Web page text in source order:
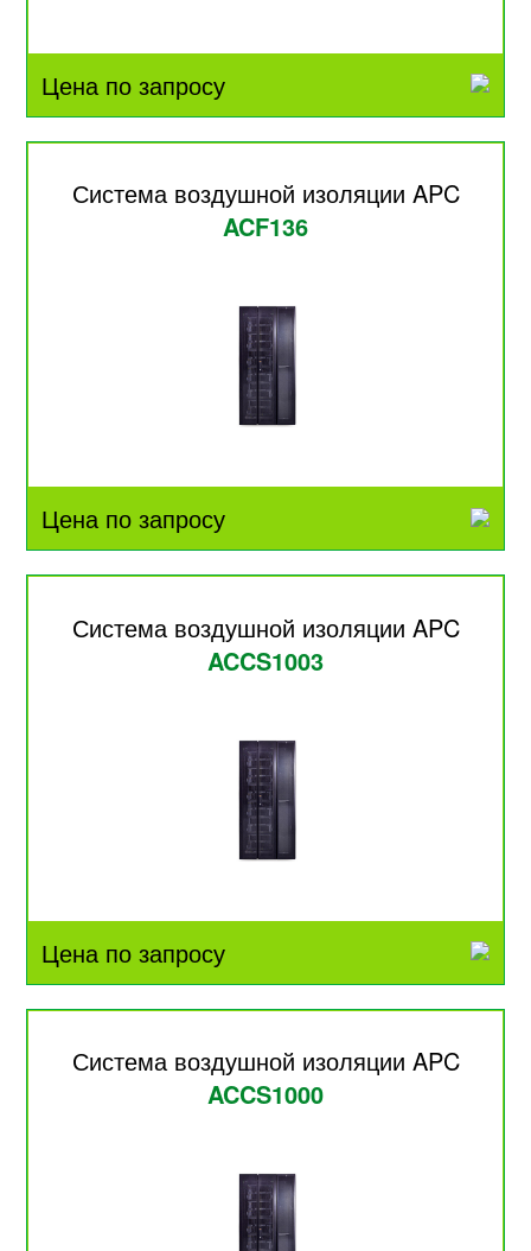
Цена по запросу
Система воздушной изоляции APC
ACF136
Цена по запросу
Система воздушной изоляции APC
ACCS1003
Цена по запросу
Система воздушной изоляции APC
ACCS1000